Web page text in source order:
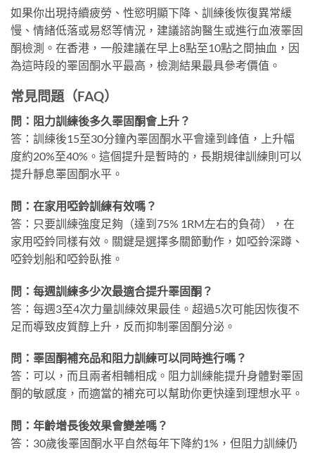
如果你出現持續疲勞、性慾明顯下降、訓練後恢復異常緩
慢、情緒低落或易怒等情況，建議諮詢醫生或進行血液睪固
酮檢測。在香港，一般建議在早上8點至10點之間抽血，因
為這時段的睪固酮水平最高，檢測結果最具參考價值。
常見問題（FAQ）
問：阻力訓練後多久睪固酮會上升？
答：訓練後15至30分鐘內睪固酮水平會達到峰值，上升幅
度約20%至40%。這個提升是暫時的，長期規律訓練則可以
提升靜息睪固酮水平。
問：在家用啞鈴訓練有效嗎？
答：只要訓練強度足夠（達到75% 1RM左右的負荷），在
家用啞鈴同樣有效。關鍵是選擇多關節動作，如啞鈴深蹲、
啞鈴划船和啞鈴臥推。
問：每週訓練多少次最適合提升睪固酮？
答：每週3至4次力量訓練效果最佳。超過5次可能因恢復不
足而導致皮質醇上升，反而抑制睪固酮分泌。
問：睪固酮補充品和阻力訓練可以同時進行嗎？
答：可以，而且兩者相輔相成。阻力訓練能提升身體對睪固
酮的敏感度，而適當的補充可以幫助你更快達到理想水平。
問：年齡增長後效果會變差嗎？
答：30歲後睪固酮水平自然每年下降約1%，但阻力訓練仍